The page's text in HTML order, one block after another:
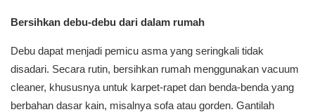
Bersihkan debu-debu dari dalam rumah
Debu dapat menjadi pemicu asma yang seringkali tidak
disadari. Secara rutin, bersihkan rumah menggunakan vacuum
cleaner, khususnya untuk karpet-rapet dan benda-benda yang
berbahan dasar kain, misalnya sofa atau gorden. Gantilah